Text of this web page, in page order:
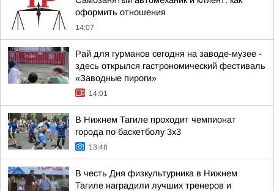
оформить отношения
14:07
Рай для гурманов сегодня на заводе-музее -
здесь открылся гастрономический фестиваль
«Заводные пироги»
14:01
В Нижнем Тагиле проходит чемпионат
города по баскетболу 3х3
13:48
В честь Дня физкультурника в Нижнем
Тагиле наградили лучших тренеров и